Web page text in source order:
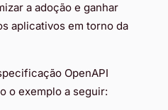
a adoção e ganhar
aplicativos em torno da
OpenAPI
o exemplo a seguir: